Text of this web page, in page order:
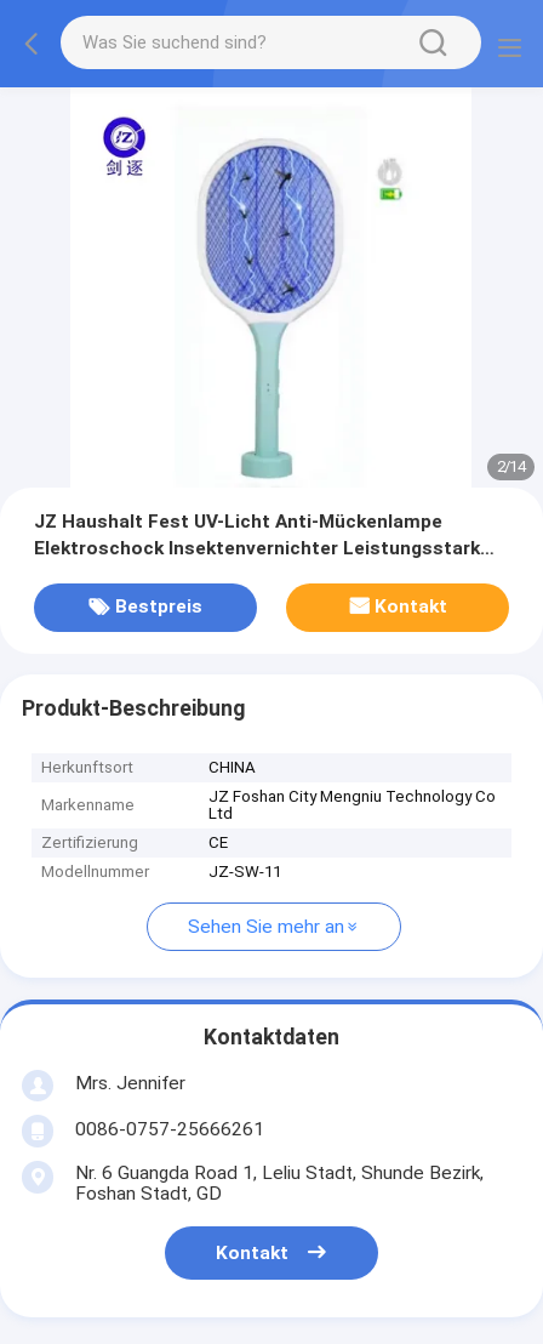
2/14
JZ Haushalt Fest UV-Licht Anti-Mückenlampe
Elektroschock Insektenvernichter Leistungsstark
Bestpreis
Kontakt
Produkt-Beschreibung
Herkunftsort CHINA
Markenname
JZ Foshan City Mengniu Technology Co
Ltd
Zertifizierung
CE
Modellnummer
JZ-SW-11
Sehen Sie mehr an
Kontaktdaten
Mrs. Jennifer
0086-0757-25666261
Nr. 6 Guangda Road 1, Leliu Stadt, Shunde Bezirk,
Foshan Stadt, GD
Kontakt